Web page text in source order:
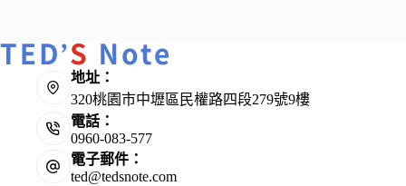
地址：
320桃園市中壢區民權路四段279號9樓
電話：
0960-083-577
電子郵件：
ted@tedsnote.com